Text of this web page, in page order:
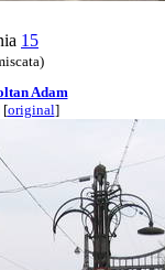
15
Adam
[original]